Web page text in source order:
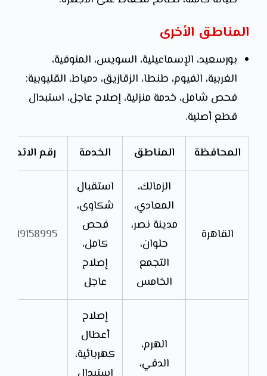
المناطق الأخرى
بورسعيد، الإسماعيلية، السويس، المنوفية،
الغربية، الفيوم، طنطا، الزقازيق، دمياط، القليوبية:
فحص شامل، خدمة منزلية، إصلاح عاجل، استبدال
قطع أصلية.
المحافظة المناطق الخدمة رقم الاتصال
القاهرة
الزمالك،
المعادي،
مدينة نصر،
حلوان،
التجمع
الخامس
استقبال
شكاوى،
فحص
كامل،
إصلاح
عاجل
01019158995
الهرم،
الدقي،
إصلاح
أعطال
كهربائية،